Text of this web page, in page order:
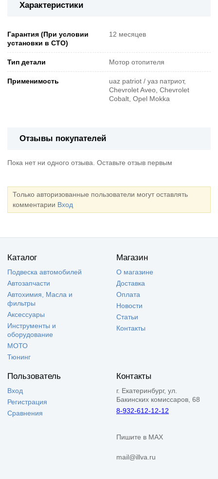
Характеристики
Гарантия (При условии
установки в СТО)
12 месяцев
Тип детали Мотор отопителя
Применимость
uaz patriot / уаз патриот,
Chevrolet Aveo, Chevrolet
Cobalt, Opel Mokka
Отзывы покупателей
Пока нет ни одного отзыва. Оставьте отзыв первым
Только авторизованные пользователи могут оставлять
комментарии Вход
Каталог
Подвеска автомобилей
Автозапчасти
Автохимия, Масла и
фильтры
Аксессуары
Инструменты и
оборудование
МОТО
Тюнинг
Магазин
О магазине
Доставка
Оплата
Новости
Статьи
Контакты
Пользователь
Вход
Регистрация
Сравнения
Контакты
г. Екатеринбург, ул.
Бакинских комиссаров, 68
8-932-612-12-12
Пишите в MAX
mail@illva.ru